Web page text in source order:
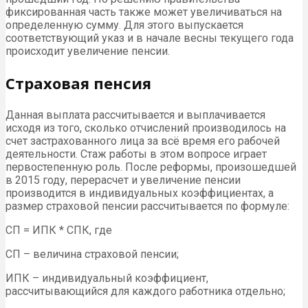
фиксированная часть также может увеличиваться на
определенную сумму. Для этого выпускается
соответствующий указ и в начале весны текущего года
происходит увеличение пенсии.
Страховая пенсия
Данная выплата рассчитывается и выплачивается
исходя из того, сколько отчислений производилось на
счет застрахованного лица за всё время его рабочей
деятельности. Стаж работы в этом вопросе играет
первостепенную роль. После реформы, произошедшей
в 2015 году, перерасчет и увеличение пенсии
производится в индивидуальных коэффициентах, а
размер страховой пенсии рассчитывается по формуле:
СП = ИПК * СПК, где
СП – величина страховой пенсии;
ИПК – индивидуальный коэффициент,
рассчитывающийся для каждого работника отдельно;